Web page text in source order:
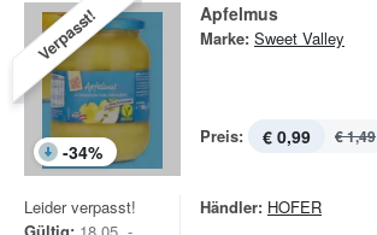
Verpasst!
-34%
Apfelmus
Marke: Sweet Valley
Preis: € 0,99 € 1,49
Leider verpasst!
Händler: HOFER